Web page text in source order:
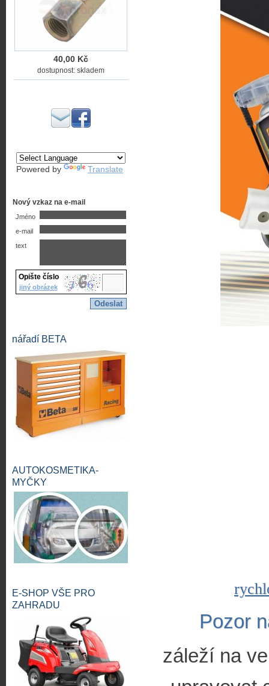
Pozor
záleží na
40,00 Kč
dostupnost: skladem
Powered by Translate
Nový vzkaz na e-mail
Jméno
e-mail
text
Opište číslo
jiný obrázek
nářadí BETA
AUTOKOSMETIKA-
MYČKY
E-SHOP VŠE PRO
ZAHRADU